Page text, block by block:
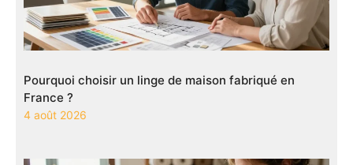
Pourquoi choisir un linge de maison fabriqué en
France ?
4 août 2026